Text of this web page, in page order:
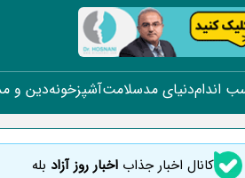
اندامدنیای مدسلامتآشپزخونهدین و
کانال اخبار جذاب اخبار روز آزاد بله